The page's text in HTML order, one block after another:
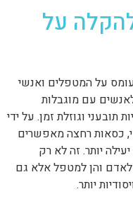
על
על המטפלים ואנשי
עם מוגבלות
תובעני וגוזלת זמן. על ידי
כסאות רחצה מאפשרים
יותר. זה לא רק
לאדם והן למטפל אלא גם
יותר.